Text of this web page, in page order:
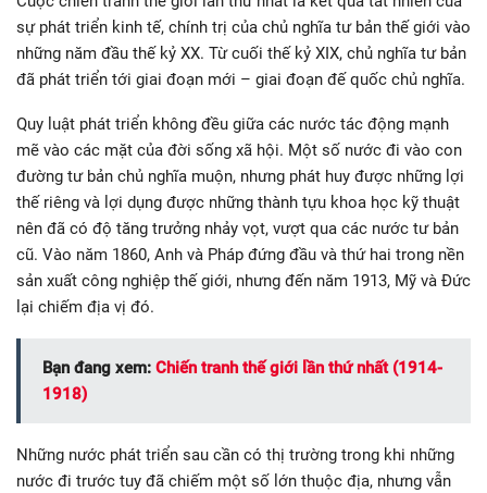
sự phát triển kinh tế, chính trị của chủ nghĩa tư bản thế giới vào
những năm đầu thế kỷ XX. Từ cuối thế kỷ XIX, chủ nghĩa tư bản
đã phát triển tới giai đoạn mới – giai đoạn đế quốc chủ nghĩa.
Quy luật phát triển không đều giữa các nước tác động mạnh
mẽ vào các mặt của đời sống xã hội. Một số nước đi vào con
đường tư bản chủ nghĩa muộn, nhưng phát huy được những lợi
thế riêng và lợi dụng được những thành tựu khoa học kỹ thuật
nên đã có độ tăng trưởng nhảy vọt, vượt qua các nước tư bản
cũ. Vào năm 1860, Anh và Pháp đứng đầu và thứ hai trong nền
sản xuất công nghiệp thế giới, nhưng đến năm 1913, Mỹ và Đức
lại chiếm địa vị đó.
Bạn đang xem: Chiến tranh thế giới lần thứ nhất (1914-
1918)
Những nước phát triển sau cần có thị trường trong khi những
nước đi trước tuy đã chiếm một số lớn thuộc địa, nhưng vẫn